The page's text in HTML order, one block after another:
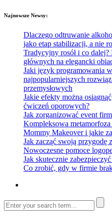
Najnowsze Newsy:
Dlaczego odtruwanie
jako etap stabilizacji, a nie
Tradycyjny rosół i co
głównych na elegancki
Jaki język programowania
najpopularniejszych
przemysłowych
Jakie efekty można
ćwiczeń oporowych?
Jak zorganizować event
Kompleksowa
Mommy Makeover i jakie
Jak zacząć swoją przygodę
Nowoczesne pomoce
Jak skutecznie
Co zrobić, gdy w firmie